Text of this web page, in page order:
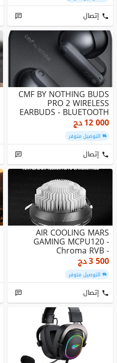
إتصال
CMF BY NOTHING BUDS
PRO 2 WIRELESS
EARBUDS - BLUETOOTH
5.3 - CHARGING ...
12 000دج
التوصيل متوفر
إتصال
AIR COOLING MARS
GAMING MCPU120 -
Chroma RVB -
VENTILATEUR SILENCIEUX
...
3 500دج
التوصيل متوفر
إتصال